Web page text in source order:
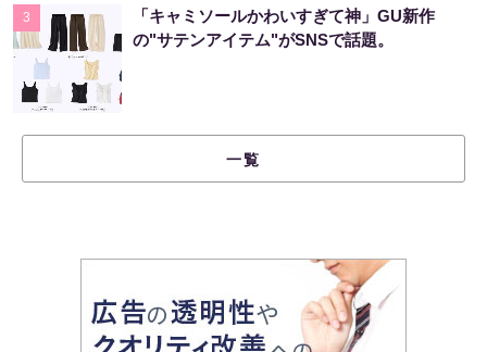
3
「キャミソールかわいすぎて神」GU新作
の"サテンアイテム"がSNSで話題。
一覧